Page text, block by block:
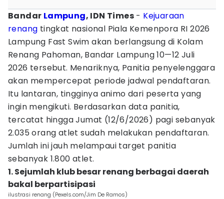
Bandar Lampung, IDN Times - Kejuaraan
renang tingkat nasional Piala Kemenpora RI 2026
Lampung Fast Swim akan berlangsung di Kolam
Renang Pahoman, Bandar Lampung 10—12 Juli
2026 tersebut. Menariknya, Panitia penyelenggara
akan mempercepat periode jadwal pendaftaran.
Itu lantaran, tingginya animo dari peserta yang
ingin mengikuti. Berdasarkan data panitia,
tercatat hingga Jumat (12/6/2026) pagi sebanyak
2.035 orang atlet sudah melakukan pendaftaran.
Jumlah ini jauh melampaui target panitia
sebanyak 1.800 atlet.
1. Sejumlah klub besar renang berbagai daerah
bakal berpartisipasi
ilustrasi renang (Pexels.com/Jim De Ramos)